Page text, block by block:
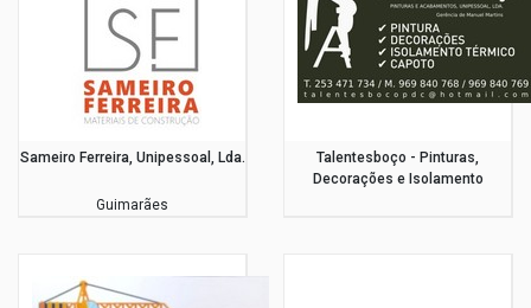
Sameiro Ferreira, Unipessoal, Lda.
Guimarães
Talentesboço - Pinturas,
Decorações e Isolamento